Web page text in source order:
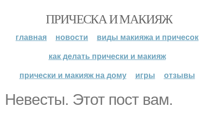
ПРИЧЕСКА И МАКИЯЖ
главная новости
виды макияжа и причесок
как делать прически и макияж
прически и макияж на дому
игры отзывы
Невесты. Этот пост вам.